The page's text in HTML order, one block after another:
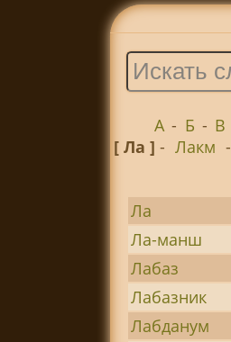
А - Б - В
[ Ла ]- Лакм -
Ла
Ла-манш
Лабаз
Лабазник
Лабданум